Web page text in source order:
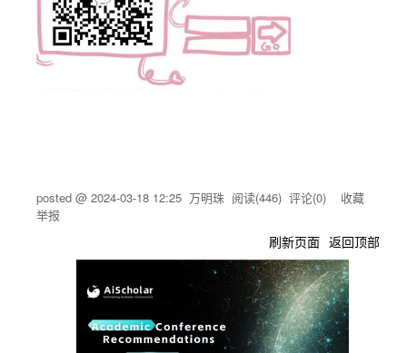
posted @ 2024-03-18 12:25 万明珠 阅读(446) 评论(0) 收藏
举报
刷新页面 返回顶部